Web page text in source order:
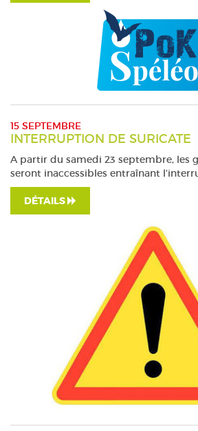
15 SEPTEMBRE
INTERRUPTION DE SURICATE
A partir du samedi 23 septembre, les
seront inaccessibles entraînant
DÉTAILS